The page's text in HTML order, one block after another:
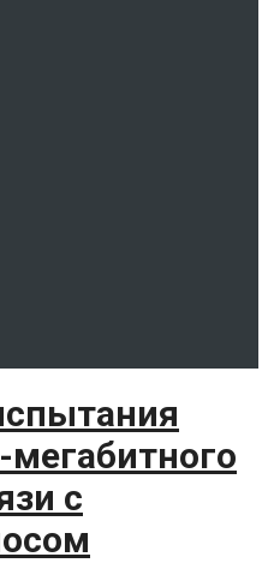
мегабитного
с